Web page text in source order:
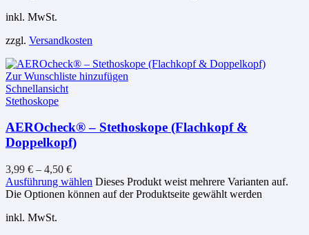
inkl. MwSt.
zzgl. Versandkosten
Zur Wunschliste hinzufügen
Schnellansicht
Stethoskope
AEROcheck® – Stethoskope (Flachkopf &
Doppelkopf)
3,99 € – 4,50 €
Ausführung wählen Dieses Produkt weist mehrere Varianten auf.
Die Optionen können auf der Produktseite gewählt werden
inkl. MwSt.